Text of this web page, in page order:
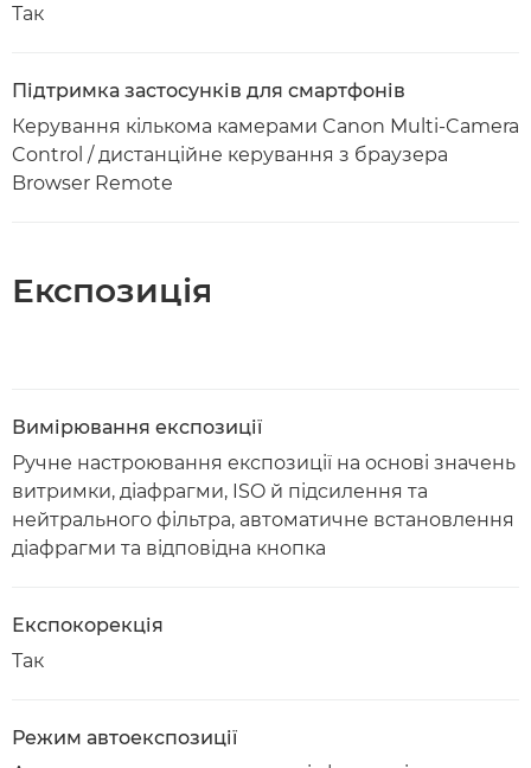
Так
Підтримка застосунків для смартфонів
Керування кількома камерами Canon Multi-Camera
Control / дистанційне керування з браузера
Browser Remote
Експозиція
Вимірювання експозиції
Ручне настроювання експозиції на основі значень
витримки, діафрагми, ISO й підсилення та
нейтрального фільтра, автоматичне встановлення
діафрагми та відповідна кнопка
Експокорекція
Так
Режим автоекспозиції